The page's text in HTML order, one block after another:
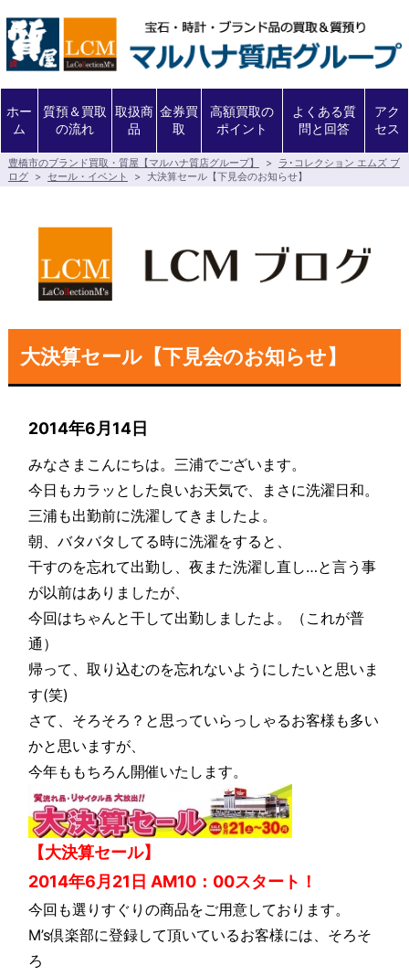
ホー
ム
質預＆買取
の流れ
取扱商
品
金券買
取
高額買取の
ポイント
よくある質
問と回答
アク
セス
豊橋市のブランド買取・質屋【マルハナ質店グループ】 >
ラ･コレクション エムズ ブ
ログ > セール・イベント > 大決算セール【下見会のお知らせ】
大決算セール【下見会のお知らせ】
2014年6月14日
みなさまこんにちは。三浦でございます。
今日もカラッとした良いお天気で、まさに洗濯日和。
三浦も出勤前に洗濯してきましたよ。
朝、バタバタしてる時に洗濯をすると、
干すのを忘れて出勤し、夜また洗濯し直し…と言う事
が以前はありましたが、
今回はちゃんと干して出勤しましたよ。（これが普
通）
帰って、取り込むのを忘れないようにしたいと思いま
す(笑)
さて、そろそろ？と思っていらっしゃるお客様も多い
かと思いますが、
今年ももちろん開催いたします。
【大決算セール】
2014年6月21日 AM10：00スタート！
今回も選りすぐりの商品をご用意しております。
M’s倶楽部に登録して頂いているお客様には、そろそ
ろ